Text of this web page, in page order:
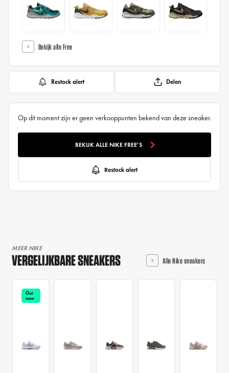
Bekijk alle Free
Restock alert Delen
Op dit moment zijn er geen verkooppunten bekend van deze sneaker.
BEKIJK ALLE NIKE FREE'S
Restock alert
MEER NIKE
VERGELIJKBARE SNEAKERS Alle Nike sneakers
Out
now